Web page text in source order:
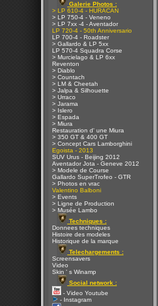
Galerie Photos :
> LP 610-4 - HURACAN
> LP 750-4 - Veneno
> LP 7xx -4 - Aventador
LP 720-4 - 50th Anniversario
LP 700-4 - Roadster
> Gallardo & LP 5xx
LP 570-4 Squadra Corse
> Murcielago & LP 6xx
Reventon
> Diablo
> Countach
> LM & Cheetah
> Jalpa & Silhouette
> Urraco
> Jarama
> Islero
> Espada
> Miura
Restauration d' une Miura
> 350 GT & 400 GT
> Concept Cars Lamborghini
Egoista - 2013
SUV Urus - Beijing 2012
Aventador Jota - Geneve 2012
> Modele de Course
Gallardo SuperTrofeo - GTR
> Photos en vrac
Valentino Balboni
> Events
> Ligne de Production
> Musée Lambo
Techniques :
Donnees techniques
Histoire des modeles
Historique de la marque
Telechargements :
Screensavers
Video
Skin ' s Winamp
Social network :
- Video Youtube
- Instagram